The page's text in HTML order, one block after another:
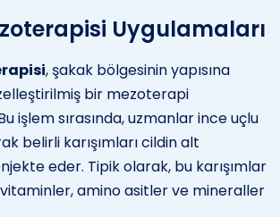
Uygulamaları
, şakak bölgesinin yapısına
bir mezoterapi
işlem sırasında, uzmanlar ince uçlu
belirli karışımları cildin alt
eder. Tipik olarak, bu karışımlar
amino asitler ve mineraller